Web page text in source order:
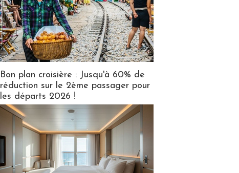
Bon plan croisière : Jusqu'à 60% de
réduction sur le 2ème passager pour
les départs 2026 !